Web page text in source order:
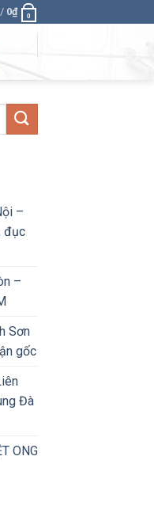
0₫ 0
–
đục
–
Sơn
gốc
Đà
ONG